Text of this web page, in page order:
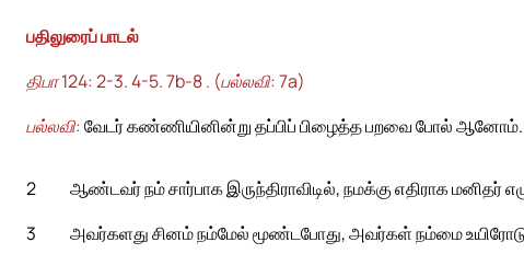
பதிலுரைப் பாடல்
திபா 124: 2-3. 4-5. 7b-8 . (பல்லவி: 7a)
பல்லவி:வேடர் கண்ணியினின்று தப்பிப் பிழைத்த பறவை போல் ஆனோம்.
2
ஆண்டவர் நம் சார்பாக இருந்திராவிடில், நமக்கு எதிராக மனிதர்
3
அவர்களது சினம் நம்மேல் மூண்டபோது, அவர்கள் நம்மை உயிரோடு